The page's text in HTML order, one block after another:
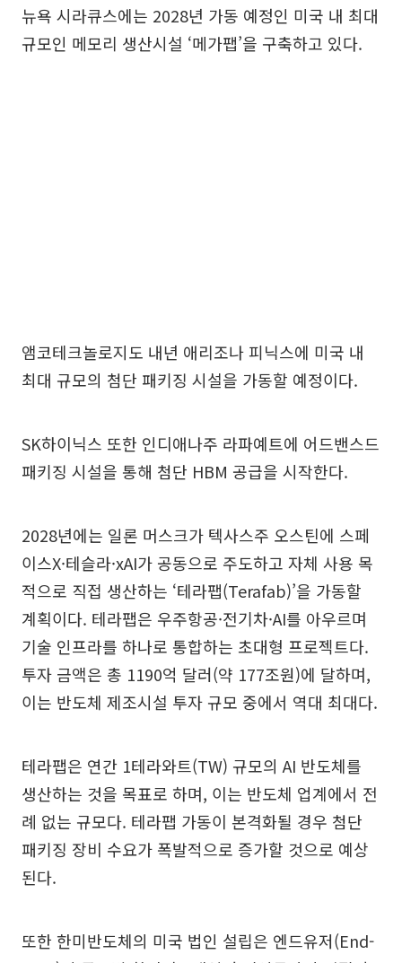
뉴욕 시라큐스에는 2028년 가동 예정인 미국 내 최대
규모인 메모리 생산시설 ‘메가팹’을 구축하고 있다.
앰코테크놀로지도 내년 애리조나 피닉스에 미국 내
최대 규모의 첨단 패키징 시설을 가동할 예정이다.
SK하이닉스 또한 인디애나주 라파예트에 어드밴스드
패키징 시설을 통해 첨단 HBM 공급을 시작한다.
2028년에는 일론 머스크가 텍사스주 오스틴에 스페
이스X·테슬라·xAI가 공동으로 주도하고 자체 사용 목
적으로 직접 생산하는 ‘테라팹(Terafab)’을 가동할
계획이다. 테라팹은 우주항공·전기차·AI를 아우르며
기술 인프라를 하나로 통합하는 초대형 프로젝트다.
투자 금액은 총 1190억 달러(약 177조원)에 달하며,
이는 반도체 제조시설 투자 규모 중에서 역대 최대다.
테라팹은 연간 1테라와트(TW) 규모의 AI 반도체를
생산하는 것을 목표로 하며, 이는 반도체 업계에서 전
례 없는 규모다. 테라팹 가동이 본격화될 경우 첨단
패키징 장비 수요가 폭발적으로 증가할 것으로 예상
된다.
또한 한미반도체의 미국 법인 설립은 엔드유저(End-